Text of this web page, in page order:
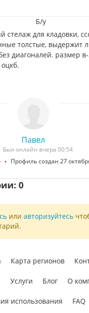
Б/у
стелаж для кладовки,
толстые, выдержит
диагоналей. размер
Павел
Был онлайн вчера 00:54
Профиль создан 27
0
или авторизуйтесь
Карта регионов
Услуги Блог О
использования FAQ